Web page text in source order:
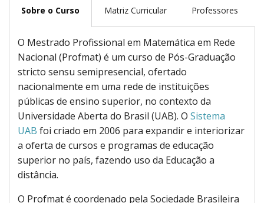
Sobre o Curso Matriz Curricular Professores
O Mestrado Profissional em Matemática em Rede
Nacional (Profmat) é um curso de Pós-Graduação
stricto sensu semipresencial, ofertado
nacionalmente em uma rede de instituições
públicas de ensino superior, no contexto da
Universidade Aberta do Brasil (UAB). O Sistema
UAB foi criado em 2006 para expandir e interiorizar
a oferta de cursos e programas de educação
superior no país, fazendo uso da Educação a
distância.
O Profmat é coordenado pela Sociedade Brasileira